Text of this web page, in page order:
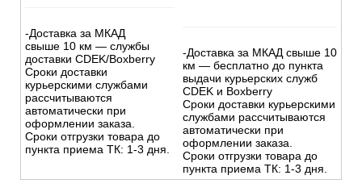
-Доставка за МКАД
свыше 10 км — службы
доставки CDEK/Boxberry
Сроки доставки
курьерскими службами
рассчитываются
автоматически при
оформлении заказа.
Сроки отгрузки товара до
пункта приема ТК: 1-3 дня.
-Доставка за МКАД свыше 10
км — бесплатно до пункта
выдачи курьерских служб
CDEK и Boxberry
Сроки доставки курьерскими
службами рассчитываются
автоматически при
оформлении заказа.
Сроки отгрузки товара до
пункта приема ТК: 1-3 дня.